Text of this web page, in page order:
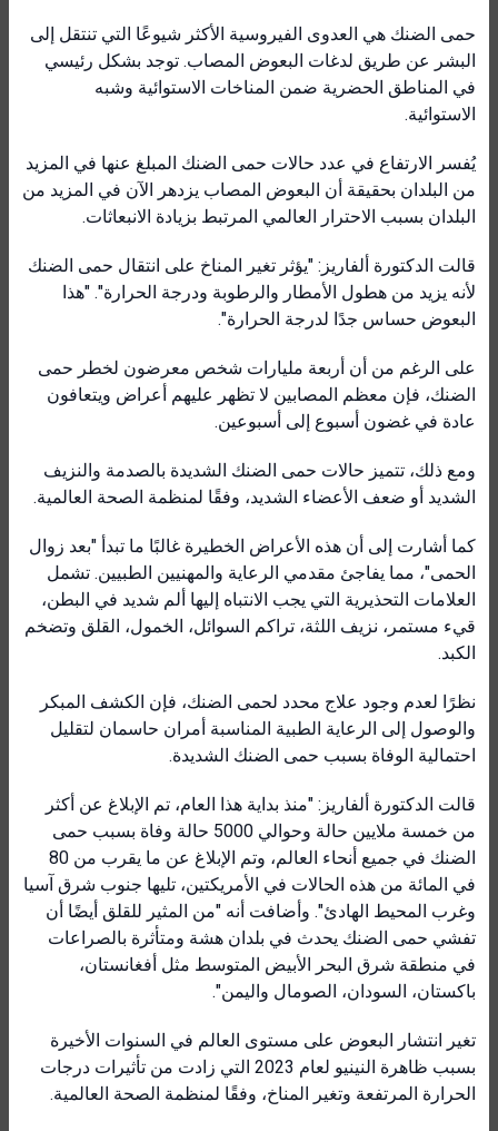
حمى الضنك هي العدوى الفيروسية الأكثر شيوعًا التي تنتقل إلى
البشر عن طريق لدغات البعوض المصاب. توجد بشكل رئيسي
في المناطق الحضرية ضمن المناخات الاستوائية وشبه
الاستوائية.
يُفسر الارتفاع في عدد حالات حمى الضنك المبلغ عنها في المزيد
من البلدان بحقيقة أن البعوض المصاب يزدهر الآن في المزيد من
البلدان بسبب الاحترار العالمي المرتبط بزيادة الانبعاثات.
قالت الدكتورة ألفاريز: "يؤثر تغير المناخ على انتقال حمى الضنك
لأنه يزيد من هطول الأمطار والرطوبة ودرجة الحرارة". "هذا
البعوض حساس جدًا لدرجة الحرارة".
على الرغم من أن أربعة مليارات شخص معرضون لخطر حمى
الضنك، فإن معظم المصابين لا تظهر عليهم أعراض ويتعافون
عادة في غضون أسبوع إلى أسبوعين.
ومع ذلك، تتميز حالات حمى الضنك الشديدة بالصدمة والنزيف
الشديد أو ضعف الأعضاء الشديد، وفقًا لمنظمة الصحة العالمية.
كما أشارت إلى أن هذه الأعراض الخطيرة غالبًا ما تبدأ "بعد زوال
الحمى"، مما يفاجئ مقدمي الرعاية والمهنيين الطبيين. تشمل
العلامات التحذيرية التي يجب الانتباه إليها ألم شديد في البطن،
قيء مستمر، نزيف اللثة، تراكم السوائل، الخمول، القلق وتضخم
الكبد.
نظرًا لعدم وجود علاج محدد لحمى الضنك، فإن الكشف المبكر
والوصول إلى الرعاية الطبية المناسبة أمران حاسمان لتقليل
احتمالية الوفاة بسبب حمى الضنك الشديدة.
قالت الدكتورة ألفاريز: "منذ بداية هذا العام، تم الإبلاغ عن أكثر
من خمسة ملايين حالة وحوالي 5000 حالة وفاة بسبب حمى
الضنك في جميع أنحاء العالم، وتم الإبلاغ عن ما يقرب من 80
في المائة من هذه الحالات في الأمريكتين، تليها جنوب شرق آسيا
وغرب المحيط الهادئ". وأضافت أنه "من المثير للقلق أيضًا أن
تفشي حمى الضنك يحدث في بلدان هشة ومتأثرة بالصراعات
في منطقة شرق البحر الأبيض المتوسط مثل أفغانستان،
باكستان، السودان، الصومال واليمن".
تغير انتشار البعوض على مستوى العالم في السنوات الأخيرة
بسبب ظاهرة النينيو لعام 2023 التي زادت من تأثيرات درجات
الحرارة المرتفعة وتغير المناخ، وفقًا لمنظمة الصحة العالمية.